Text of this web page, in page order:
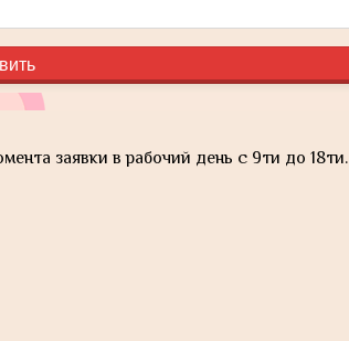
заявки в рабочий день с 9ти до 18ти.